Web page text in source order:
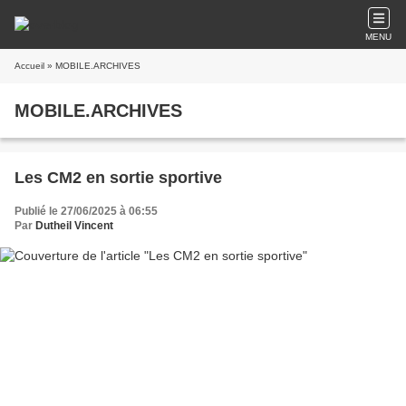
MENU
Accueil » MOBILE.ARCHIVES
MOBILE.ARCHIVES
Les CM2 en sortie sportive
Publié le 27/06/2025 à 06:55
Par Dutheil Vincent